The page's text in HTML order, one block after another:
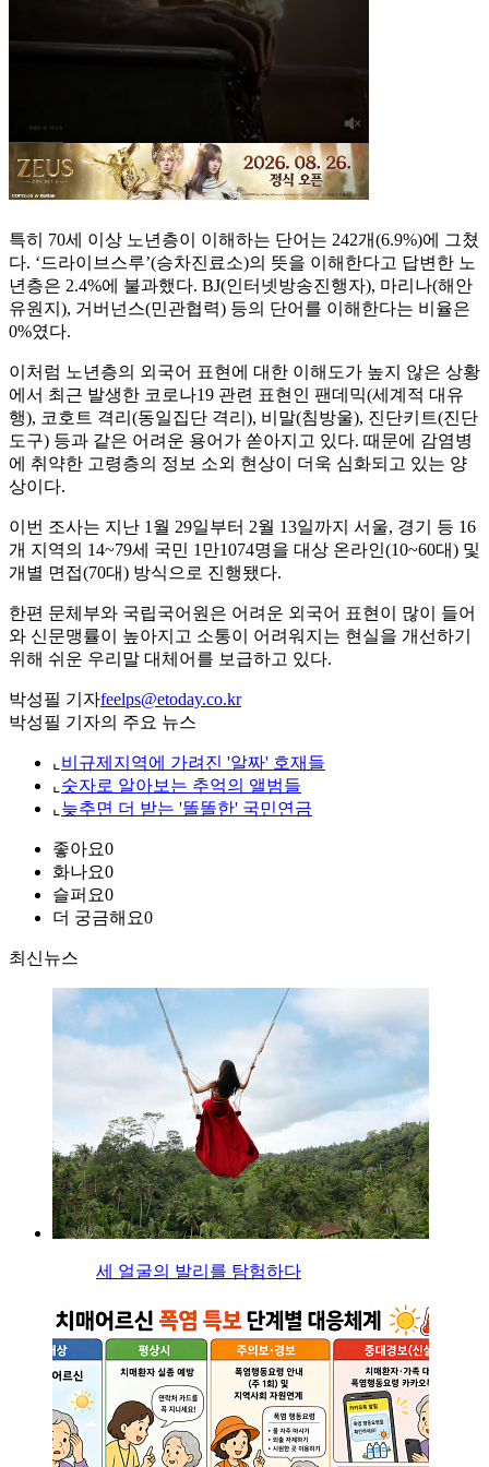
특히 70세 이상 노년층이 이해하는 단어는 242개(6.9%)에 그쳤
다. ‘드라이브스루’(승차진료소)의 뜻을 이해한다고 답변한 노
년층은 2.4%에 불과했다. BJ(인터넷방송진행자), 마리나(해안
유원지), 거버넌스(민관협력) 등의 단어를 이해한다는 비율은
0%였다.
이처럼 노년층의 외국어 표현에 대한 이해도가 높지 않은 상황
에서 최근 발생한 코로나19 관련 표현인 팬데믹(세계적 대유
행), 코호트 격리(동일집단 격리), 비말(침방울), 진단키트(진단
도구) 등과 같은 어려운 용어가 쏟아지고 있다. 때문에 감염병
에 취약한 고령층의 정보 소외 현상이 더욱 심화되고 있는 양
상이다.
이번 조사는 지난 1월 29일부터 2월 13일까지 서울, 경기 등 16
개 지역의 14~79세 국민 1만1074명을 대상 온라인(10~60대) 및
개별 면접(70대) 방식으로 진행됐다.
한편 문체부와 국립국어원은 어려운 외국어 표현이 많이 들어
와 신문맹률이 높아지고 소통이 어려워지는 현실을 개선하기
위해 쉬운 우리말 대체어를 보급하고 있다.
박성필 기자feelps@etoday.co.kr
박성필 기자의 주요 뉴스
⌞ 비규제지역에 가려진 '알짜' 호재들
⌞ 숫자로 알아보는 추억의 앨범들
⌞ 늦추면 더 받는 '똘똘한' 국민연금
좋아요0
화나요0
슬퍼요0
더 궁금해요0
최신뉴스
세 얼굴의 발리를 탐험하다